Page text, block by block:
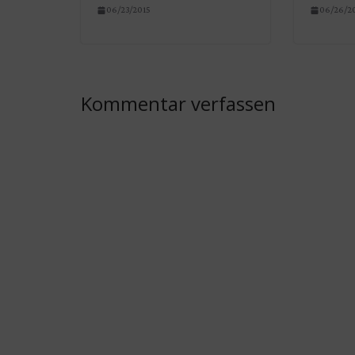
06/23/2015 06/26/
Kommentar verfassen